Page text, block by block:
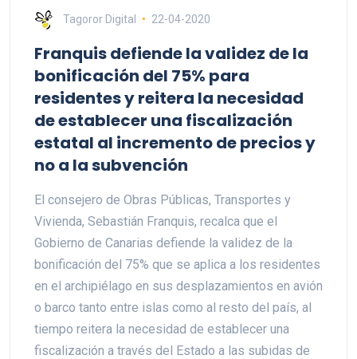
Tagoror Digital 22-04-2020
Franquis defiende la validez de la
bonificación del 75% para
residentes y reitera la necesidad
de establecer una fiscalización
estatal al incremento de precios y
no a la subvención
El consejero de Obras Públicas, Transportes y
Vivienda, Sebastián Franquis, recalca que el
Gobierno de Canarias defiende la validez de la
bonificación del 75% que se aplica a los residentes
en el archipiélago en sus desplazamientos en avión
o barco tanto entre islas como al resto del país, al
tiempo reitera la necesidad de establecer una
fiscalización a través del Estado a las subidas de